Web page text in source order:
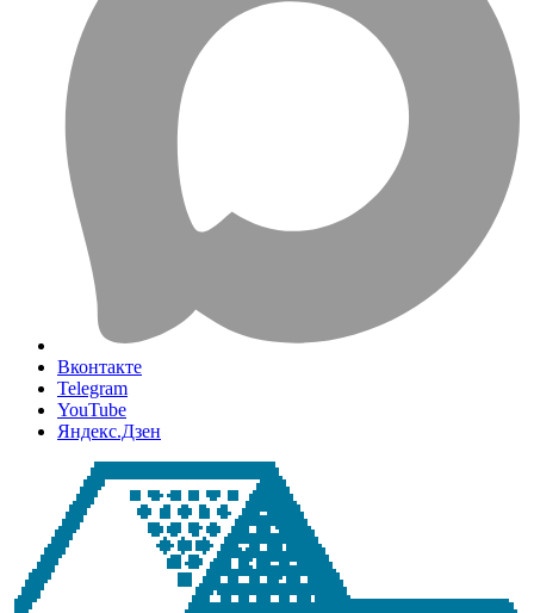
Вконтакте
Telegram
YouTube
Яндекс.Дзен